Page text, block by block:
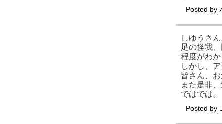
Posted by
しゆうさ
足の怪我
程度がわ
しかし、
皆さん、
また是非
ではでは。
Posted by